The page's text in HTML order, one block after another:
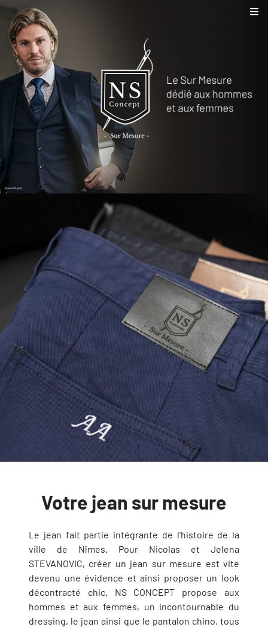
Votre jean sur mesure
Le jean fait partie intégrante de l'histoire de la
ville de Nîmes. Pour Nicolas et Jelena
STEVANOVIC, créer un jean sur mesure est vite
devenu une évidence et ainsi proposer un look
décontracté chic. NS CONCEPT propose aux
hommes et aux femmes, un incontournable du
dressing, le jean ainsi que le pantalon chino, tous